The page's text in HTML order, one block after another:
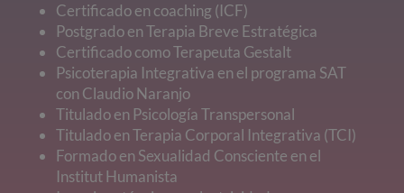
Certificado en coaching (ICF)
Postgrado en Terapia Breve Estratégica
Certificado como Terapeuta Gestalt
Psicoterapia Integrativa en el programa SAT
con Claudio Naranjo
Titulado en Psicología Transpersonal
Titulado en Terapia Corporal Integrativa (TCI)
Formado en Sexualidad Consciente en el
Institut Humanista